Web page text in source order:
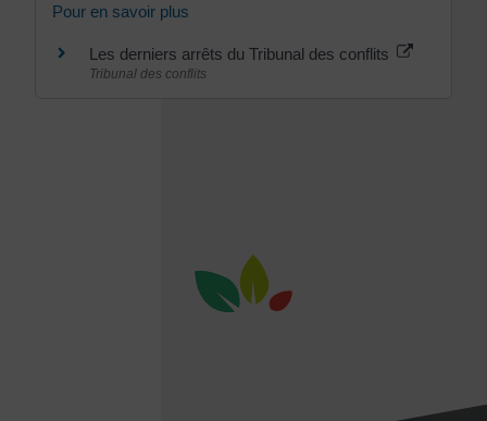
Pour en savoir plus
Les derniers arrêts du Tribunal des conflits
Tribunal des conflits